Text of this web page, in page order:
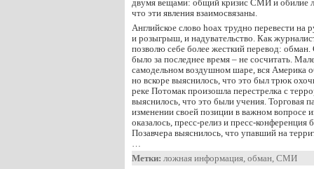
двумя вещами: общий кризис СМИ и обилие
что эти явления взаимосвязаны.
Английское слово hoax трудно перевести на
и розыгрыш, и надувательство. Как
позволю себе более жесткий перевод:
было за последнее время – не сосчитать.
самодельном воздушном шаре, вся Америка
но вскоре выяснилось, что это был трюк
реке Потомак произошла перестрелка с
выяснилось, что это были учения. Торговая
изменении своей позиции в важном вопросе
оказалось, пресс-релиз и пресс-
Позавчера выяснилось, что упавший на
…
Метки: ложная информация, обман, СМИ